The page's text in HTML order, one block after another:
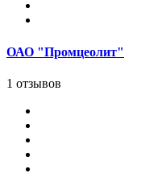
ОАО "Промцеолит"
1 отзывов